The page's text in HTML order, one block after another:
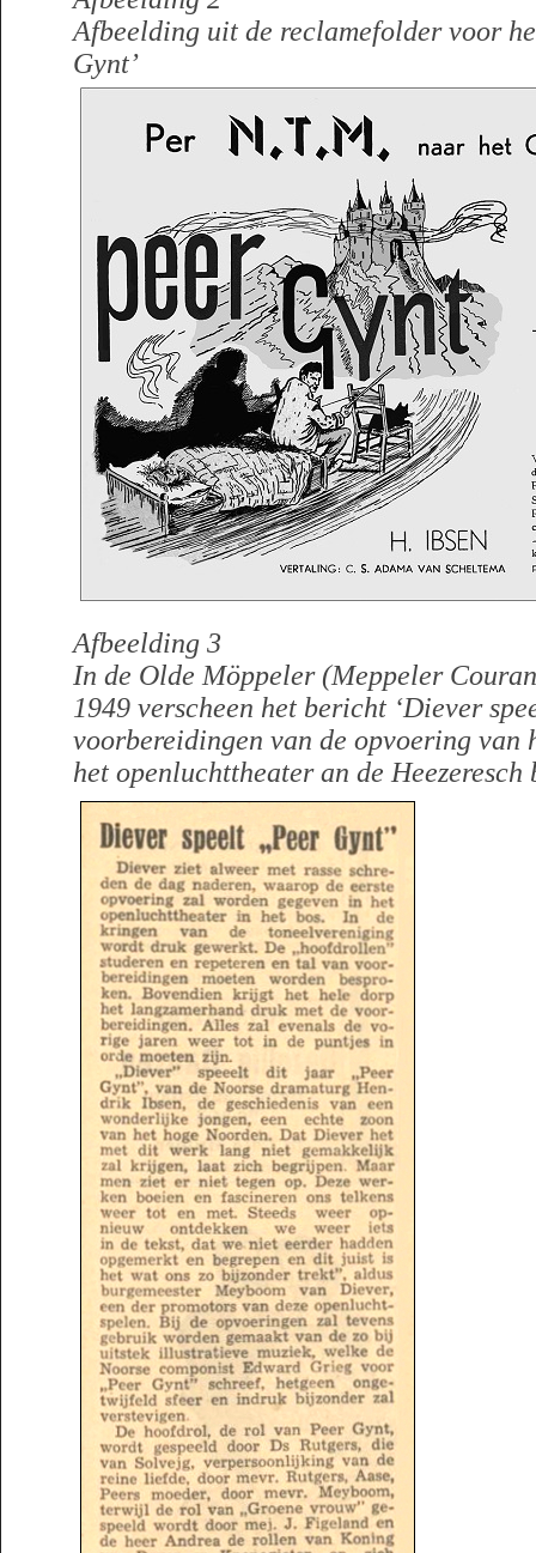
Afbeelding uit de reclamefolder voor
Gynt’
Afbeelding 3
In de Olde Möppeler (Meppeler
1949 verscheen het bericht ‘Diever
voorbereidingen van de opvoering van
het openluchttheater an de Heezeresch